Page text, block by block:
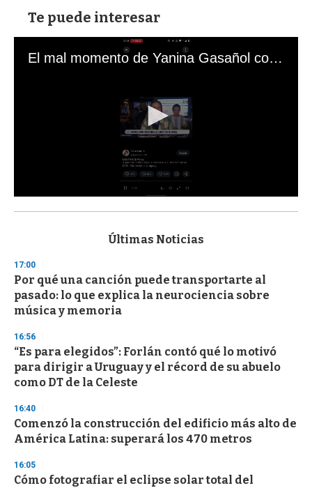
Te puede interesar
El mal momento de Yanina Gasañol con un hincha argentino en "Subrayado"
s
d
s
o
f
3
s
e
o
n
Últimas Noticias
17:00
Por qué una canción puede transportarte al
pasado: lo que explica la neurociencia sobre
música y memoria
16:56
“Es para elegidos”: Forlán contó qué lo motivó
para dirigir a Uruguay y el récord de su abuelo
como DT de la Celeste
16:40
Comenzó la construcción del edificio más alto de
América Latina: superará los 470 metros
16:05
Cómo fotografiar el eclipse solar total del